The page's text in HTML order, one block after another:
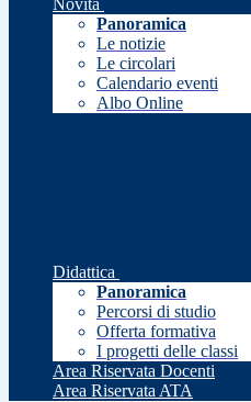
Novità
Panoramica
Le notizie
Le circolari
Calendario eventi
Albo Online
Didattica
Panoramica
Percorsi di studio
Offerta formativa
I progetti delle classi
Area Riservata Docenti
Area Riservata ATA